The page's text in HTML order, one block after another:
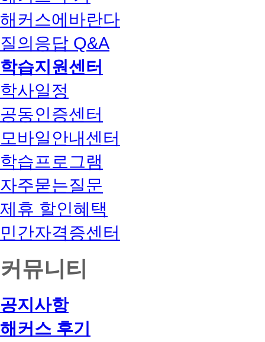
해커스에바란다
질의응답 Q&A
학습지원센터
학사일정
공동인증센터
모바일안내센터
학습프로그램
자주묻는질문
제휴 할인혜택
민간자격증센터
커뮤니티
공지사항
해커스 후기